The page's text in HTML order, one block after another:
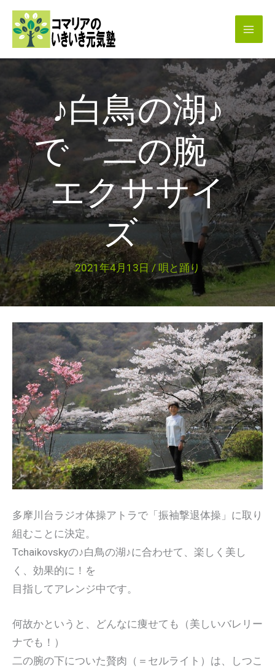
プ
♪白鳥の湖♪
で 二の腕
エクササイ
ズ
2021年4月13日 / 唄と踊り
多摩川台ラジオ体操アトラで「振袖撃退体操」に取り
組むことに決定。
Tchaikovskyの♪白鳥の湖♪に合わせて、楽しく美し
く、効果的に！を
目指してアレンジ中です。
何故かというと、どんなに痩せても（美しいバレリー
ナでも！）
二の腕の下についた贅肉（＝セルライト）は、しつこ